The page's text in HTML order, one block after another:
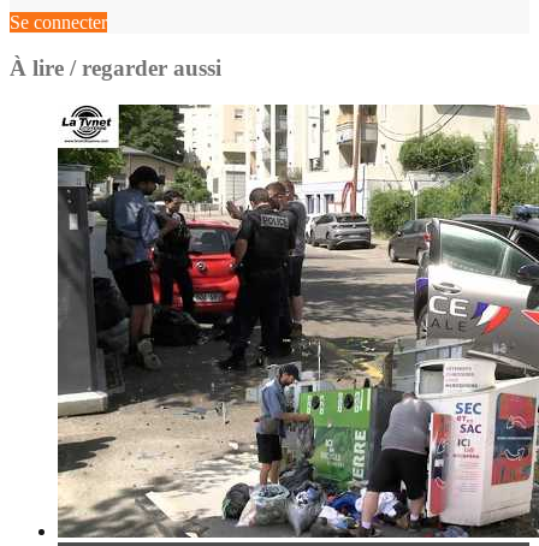
Se connecter
À lire / regarder aussi